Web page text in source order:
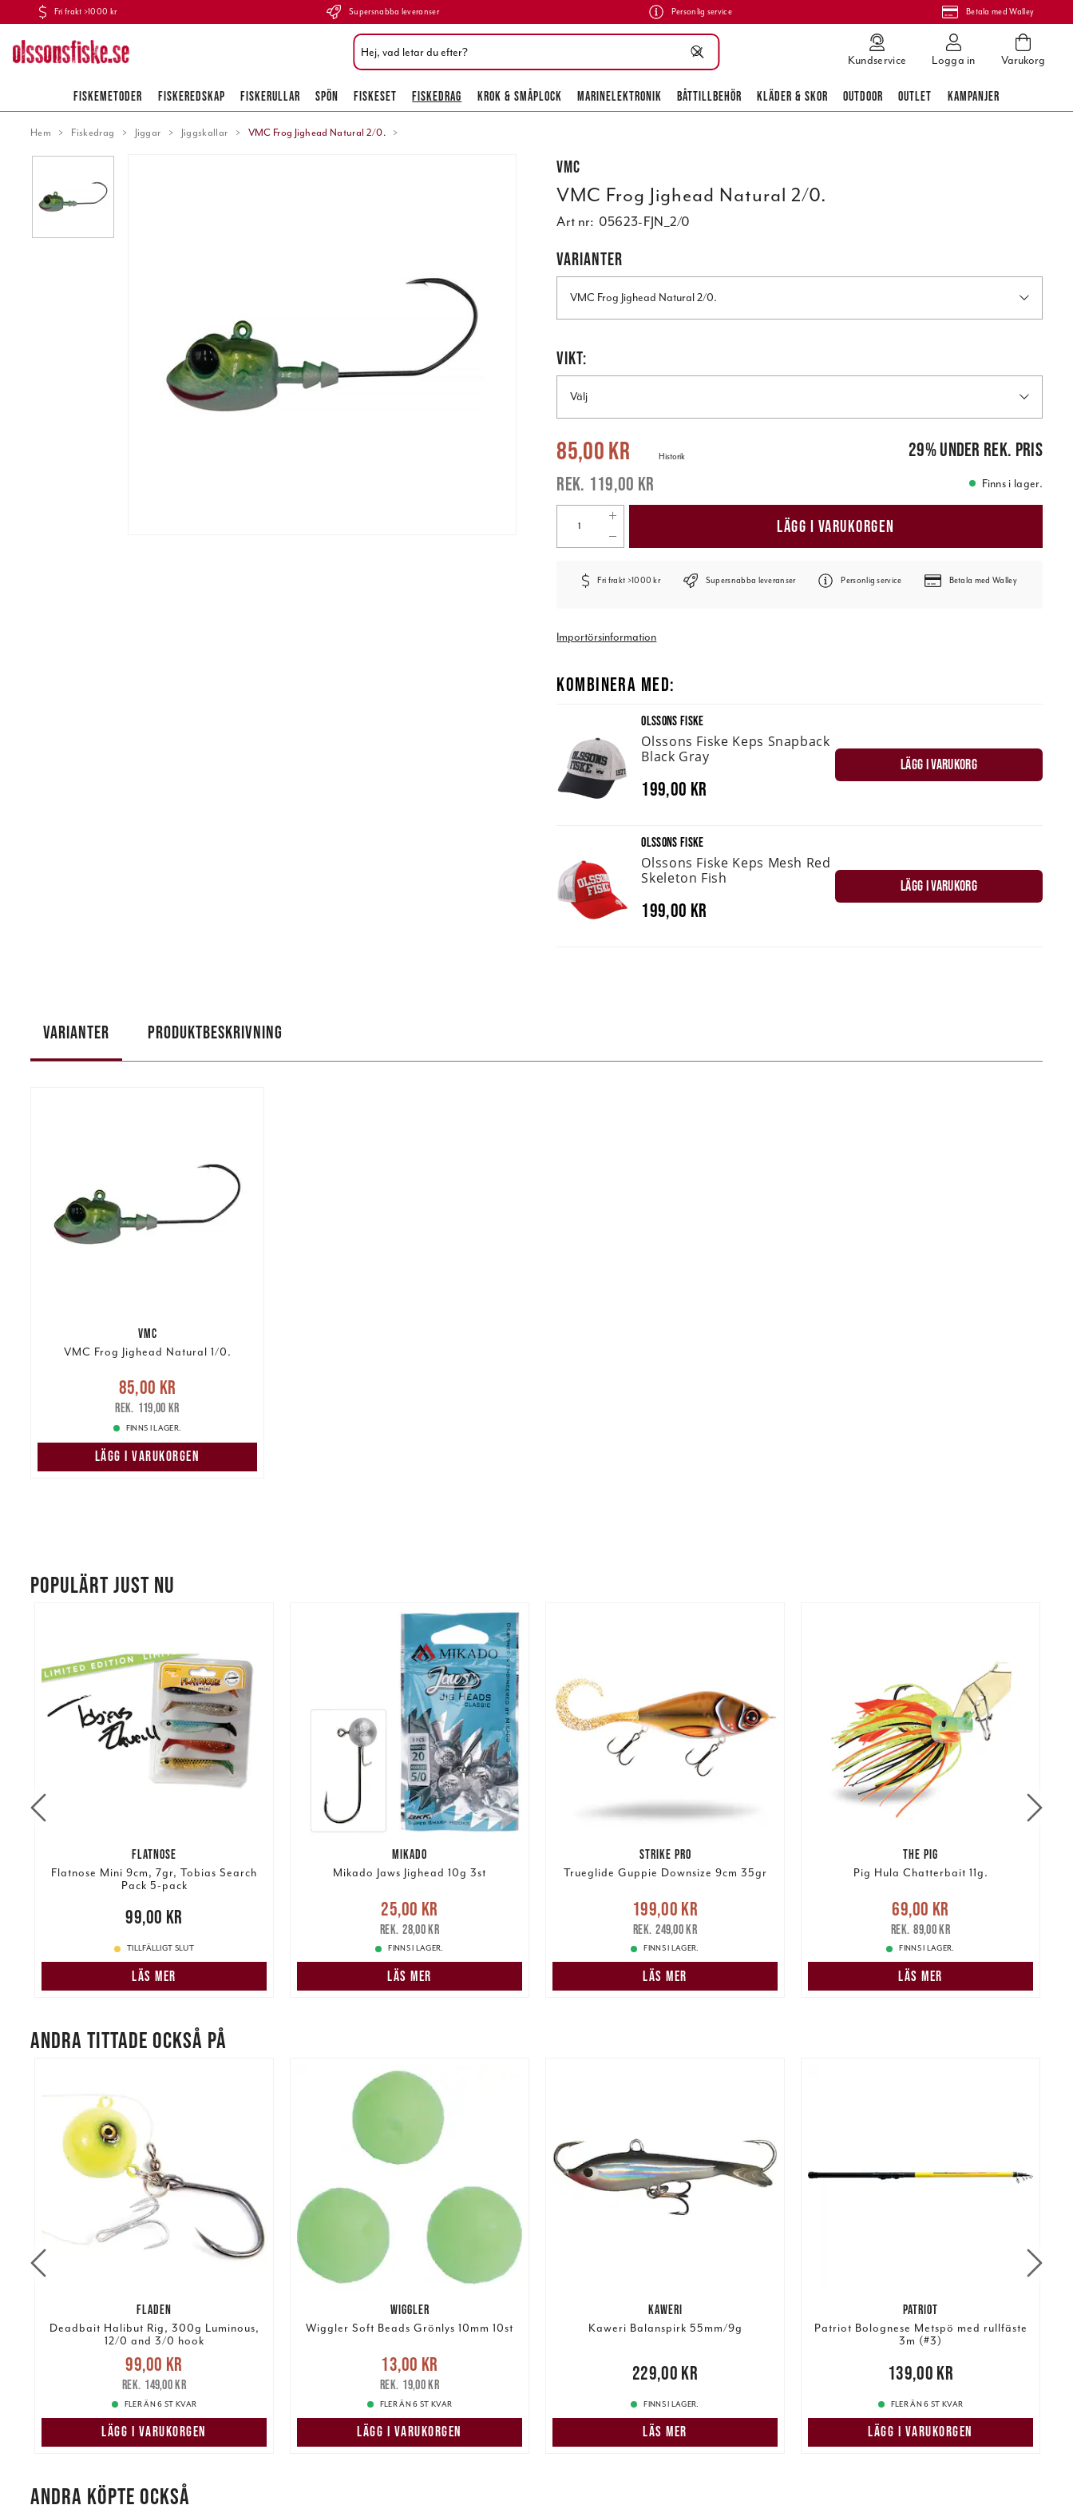
Fri frakt >1000 kr Supersnabba leveranser Personlig service Betala med Walley
Kundservice Logga in Varukorg
FISKEMETODER FISKEREDSKAP FISKERULLAR SPÖN FISKESET FISKEDRAG KROK & SMÅPLOCK MARINELEKTRONIK BÅTTILLBEHÖR KLÄDER & SKOR OUTDOOR OUTLET KAMPANJER
Hem Fiskedrag Jiggar Jiggskallar VMC Frog Jighead Natural 2/0.
VMC
VMC Frog Jighead Natural 2/0.
Art nr: 05623-FJN_2/0
VARIANTER
VMC Frog Jighead Natural 2/0.
VIKT:
Välj
Nuvarande pris:
85,00 kr
119,00 kr
Historik 29%under rek. pris
Finns i lager.
LÄGG I VARUKORGEN
Fri frakt >1000 kr Supersnabba leveranser Personlig service Betala med Walley
Importörsinformation
KOMBINERA MED:
OLSSONS FISKE
Olssons Fiske Keps Snapback
Black Gray
199,00 kr
LÄGG I VARUKORG
OLSSONS FISKE
Olssons Fiske Keps Mesh Red
Skeleton Fish
199,00 kr
LÄGG I VARUKORG
VARIANTER PRODUKTBESKRIVNING
VMC
VMC Frog Jighead Natural 1/0.
Nuvarande pris
Tidigare pris
85,00 kr
119,00 kr
FINNS I LAGER.
LÄGG I VARUKORGEN
POPULÄRT JUST NU
FLATNOSE
Flatnose Mini 9cm, 7gr, Tobias Search
Pack 5-pack
99,00 kr99,00 kr
TILLFÄLLIGT SLUT
LÄS MER
MIKADO
Mikado Jaws Jighead 10g 3st
Nuvarande pris :25,00 kr
pris: 28,00 kr
25,00 kr
28,00 kr
FINNS I LAGER.
LÄS MER
STRIKE PRO
Trueglide Guppie Downsize 9cm 35gr
Nuvarande pris
Tidigare pris
199,00 kr
249,00 kr
FINNS I LAGER.
LÄS MER
THE PIG
Pig Hula Chatterbait 11g.
Nuvarande pris :69,00 kr
pris: 89,00 kr
69,00 kr
89,00 kr
FINNS I LAGER.
LÄS MER
ANDRA TITTADE OCKSÅ PÅ
FLADEN
Deadbait Halibut Rig, 300g Luminous,
12/0 and 3/0 hook
Nuvarande pris:99,00 kr
pris:149,00 kr
99,00 kr
149,00 kr
FLER ÄN 6 ST KVAR
LÄGG I VARUKORGEN
WIGGLER
Wiggler Soft Beads Grönlys 10mm 10st
Nuvarande pris:13,00 kr
pris: 19,00 kr
13,00 kr
19,00 kr
FLER ÄN 6 ST KVAR
LÄGG I VARUKORGEN
KAWERI
Kaweri Balanspirk 55mm/9g
229,00 kr229,00 kr
FINNS I LAGER.
LÄS MER
PATRIOT
Patriot Bolognese Metspö med rullfäste
3m (#3)
139,00 kr139,00 kr
FLER ÄN 6 ST KVAR
LÄGG I VARUKORGEN
ANDRA KÖPTE OCKSÅ